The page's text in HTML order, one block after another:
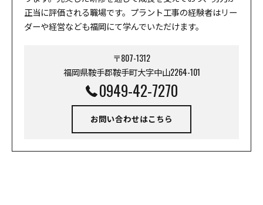
正当に評価される職場です。プラント工事の経験者はリー
ダーや経営なども福岡にて学んでいただけます。
〒807-1312
福岡県鞍手郡鞍手町大字中山2264-101
0949-42-7270
お問い合わせはこちら